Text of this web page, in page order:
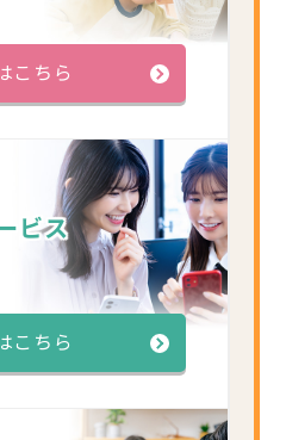
こちら
ビス
こちら